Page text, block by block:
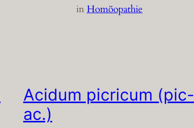
inHomöopathie
Acidum picricum (pic-
ac.)